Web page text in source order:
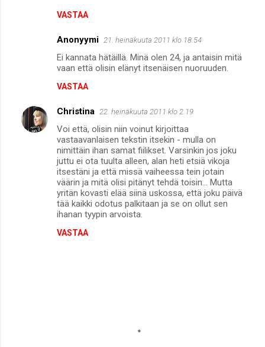
VASTAA
Anonyymi 21. heinäkuuta 2011 klo 18.54
Ei kannata hätäillä. Minä olen 24, ja antaisin mitä
vaan että olisin elänyt itsenäisen nuoruuden.
VASTAA
Christina 22. heinäkuuta 2011 klo 2.19
Voi että, olisin niin voinut kirjoittaa
vastaavanlaisen tekstin itsekin - mulla on
nimittäin ihan samat fiilikset. Varsinkin jos joku
juttu ei ota tuulta alleen, alan heti etsiä vikoja
itsestäni ja että missä vaiheessa tein jotain
väärin ja mitä olisi pitänyt tehdä toisin... Mutta
yritän kovasti elää siinä uskossa, että joku päivä
tää kaikki odotus palkitaan ja se on ollut sen
ihanan tyypin arvoista.
VASTAA